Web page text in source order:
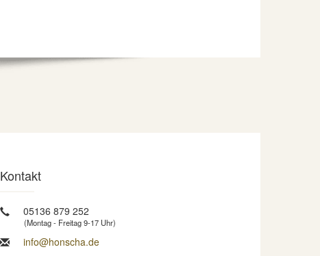
Kontakt
05136 879 252
(Montag - Freitag 9-17 Uhr)
info@honscha.de